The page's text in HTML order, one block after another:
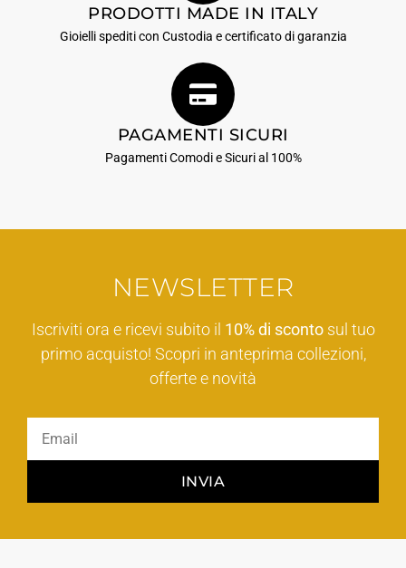
PRODOTTI MADE IN ITALY
Gioielli spediti con Custodia e certificato di garanzia
PAGAMENTI SICURI
Pagamenti Comodi e Sicuri al 100%
NEWSLETTER
Iscriviti ora e ricevi subito il 10% di scontosul tuo
primo acquisto! Scopri in anteprima collezioni,
offerte e novità
INVIA